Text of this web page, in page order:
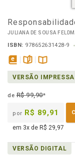
JULIANA DE SOUSA
ISBN: 978652631428-9
disponível
em
páginasDisponível
na
VERSÃO IMPRESSA
deR$ 99,90*
por R$ 89,91
em 3x de R$ 29,97
VERSÃO DIGITAL